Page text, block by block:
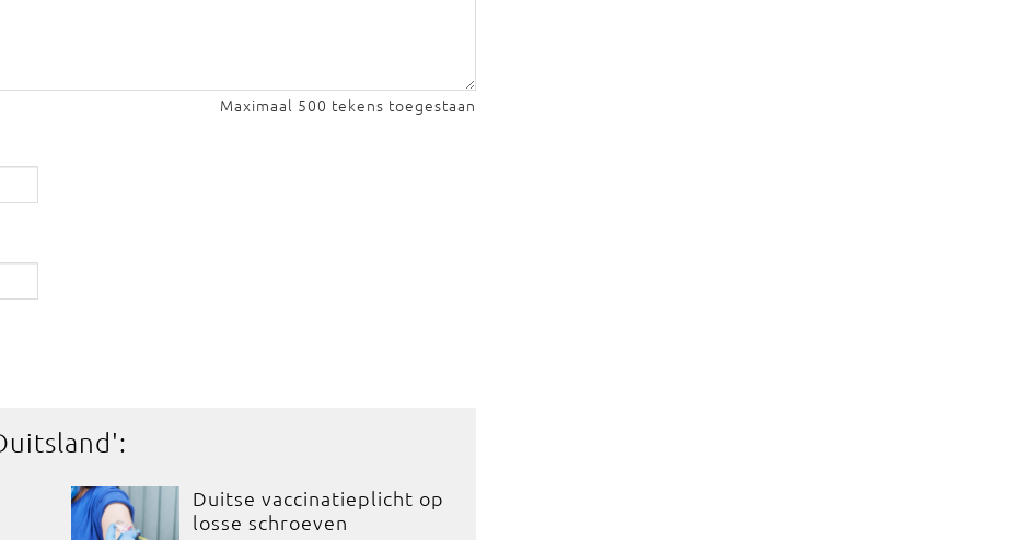
Maximaal 500 tekens toegestaan
':
Duitse vaccinatieplicht op
losse schroeven